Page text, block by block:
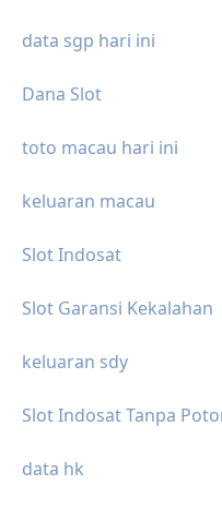
data sgp hari ini
Dana Slot
toto macau hari ini
keluaran macau
Slot Indosat
Slot Garansi Kekalahan
keluaran sdy
Slot Indosat Tanpa
data hk